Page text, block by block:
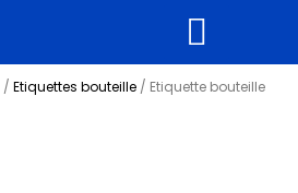
/ Etiquettes bouteille / Etiquette bouteille